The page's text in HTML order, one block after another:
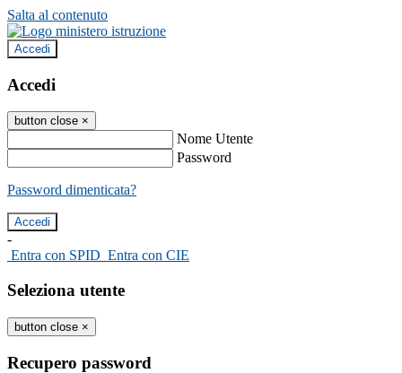
Salta al contenuto
Accedi
Accedi
button close ×
Nome Utente
Password
Password dimenticata?
-
Entra con SPID Entra con CIE
Seleziona utente
button close ×
Recupero password